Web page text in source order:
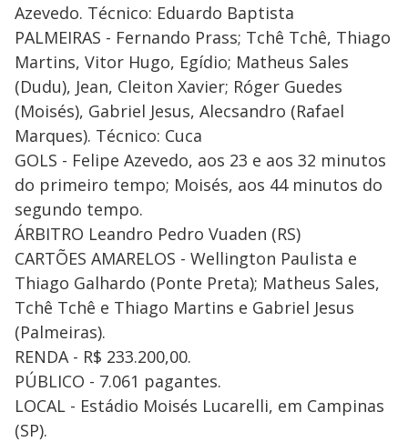
Azevedo. Técnico: Eduardo Baptista
PALMEIRAS - Fernando Prass; Tchê Tchê, Thiago
Martins, Vitor Hugo, Egídio; Matheus Sales
(Dudu), Jean, Cleiton Xavier; Róger Guedes
(Moisés), Gabriel Jesus, Alecsandro (Rafael
Marques). Técnico: Cuca
GOLS - Felipe Azevedo, aos 23 e aos 32 minutos
do primeiro tempo; Moisés, aos 44 minutos do
segundo tempo.
ÁRBITRO Leandro Pedro Vuaden (RS)
CARTÕES AMARELOS - Wellington Paulista e
Thiago Galhardo (Ponte Preta); Matheus Sales,
Tchê Tchê e Thiago Martins e Gabriel Jesus
(Palmeiras).
RENDA - R$ 233.200,00.
PÚBLICO - 7.061 pagantes.
LOCAL - Estádio Moisés Lucarelli, em Campinas
(SP).